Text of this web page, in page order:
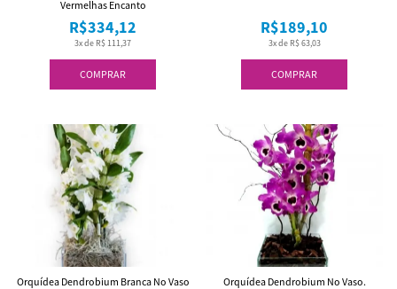
COMPRAR
3x de R$ 111,37
R$334,12
Vermelhas Encanto
COMPRAR
3x de R$ 63,03
R$189,10
Orquídea Dendrobium Branca No Vaso Orquídea Dendrobium No Vaso.